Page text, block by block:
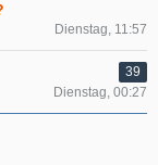
Dienstag, 11:57
39
Dienstag, 00:27